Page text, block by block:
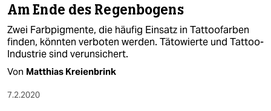
Am Ende des Regenbogens
Zwei Farbpigmente, die häufig Einsatz in Tattoofarben
finden, könnten verboten werden. Tätowierte und Tattoo-
Industrie sind verunsichert.
Von Matthias Kreienbrink
7.2.2020